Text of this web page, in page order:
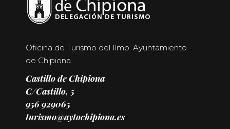
Oficina de Turismo del Ilmo. Ayuntamiento
de Chipiona.
Castillo de Chipiona
C/Castillo, 5
956 929065
turismo@aytochipiona.es